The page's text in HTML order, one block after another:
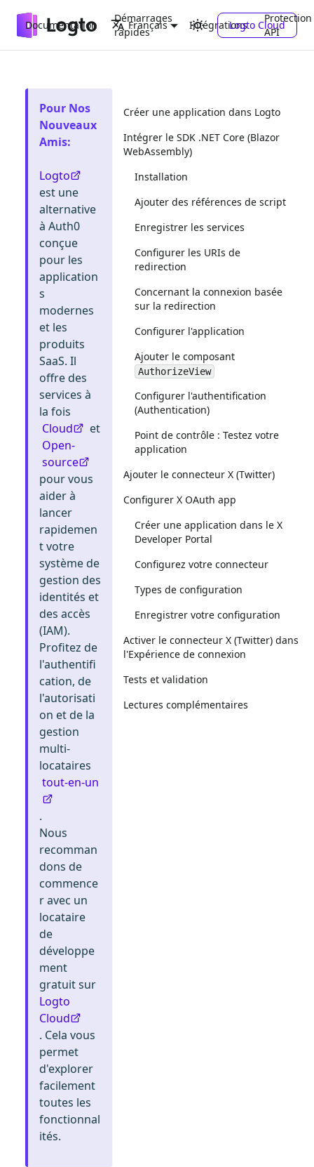
Documentation
Démarrages
rapides
Intégrations
Protection
API
Français Logto Cloud
Pour Nos
Nouveaux
Amis:
Logto
est une
alternative
à Auth0
conçue
pour les
application
s
modernes
et les
produits
SaaS. Il
offre des
services à
la fois
Cloud
et
Open-
source
pour vous
aider à
lancer
rapidemen
t votre
système de
gestion des
identités et
des accès
(IAM).
Profitez de
l'authentifi
cation, de
l'autorisati
on et de la
gestion
multi-
locataires
tout-en-un
.
Nous
recomman
dons de
commence
r avec un
locataire
de
développe
ment
gratuit sur
Logto
Cloud
. Cela vous
permet
d'explorer
facilement
toutes les
fonctionnal
ités.
Créer une application dans Logto
Intégrer le SDK .NET Core (Blazor
WebAssembly)
Installation
Ajouter des références de script
Enregistrer les services
Configurer les URIs de
redirection
Concernant la connexion basée
sur la redirection
Configurer l'application
Ajouter le composant
AuthorizeView
Configurer l'authentification
(Authentication)
Point de contrôle : Testez votre
application
Ajouter le connecteur X (Twitter)
Configurer X OAuth app
Créer une application dans le X
Developer Portal
Configurez votre connecteur
Types de configuration
Enregistrer votre configuration
Activer le connecteur X (Twitter) dans
l'Expérience de connexion
Tests et validation
Lectures complémentaires